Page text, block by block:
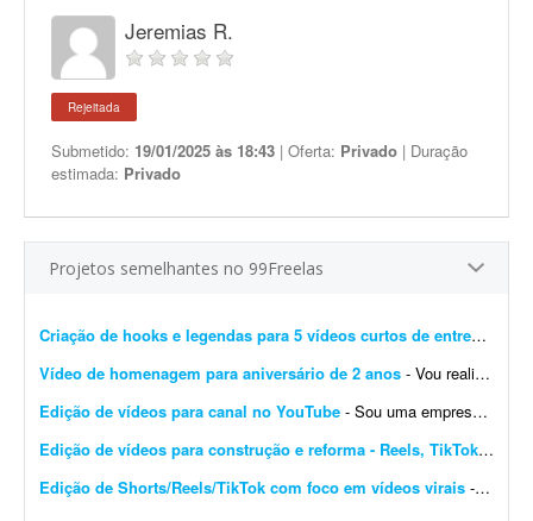
Jeremias R.
Rejeitada
Submetido: 19/01/2025 às 18:43 | Oferta: Privado | Duração
estimada: Privado
Projetos semelhantes no 99Freelas
Criação de hooks e legendas para 5 vídeos curtos de entrevistas
Vídeo de homenagem para aniversário de 2 anos - Vou realizar o aniversário do meu filho de 2 anos na próxima sexta-feira. Gostaria de um vídeo animado contando a minha história com minha esposa (namoro e casamento), a...
Edição de vídeos para canal no YouTube - Sou uma empresa à procura de editor de vídeo para canal no YouTube. Preciso de pessoas disponíveis para fazer esse trabalho para mim, pois não tenho tempo nem disponibil...
Edição de vídeos para construção e reforma - Reels, TikTok e anúncios
Edição de Shorts/Reels/TikTok com foco em vídeos virais - Olá! Meu nome é Arthur e sou proprietário da Carioca Artesanato, uma marca especializada em peças artesanais feitas com pedras naturais, cristais e resina. Estou procur...